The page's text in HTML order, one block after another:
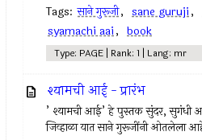
Tags: साने गुरूजी, sane guruji,
syamachi aai, book
Type: PAGE | Rank: 1 | Lang: mr
श्यामची आई - प्रारंभ
’ श्यामची आई’ हे पुस्तक सुंदर, सुगंधी
जिव्हाळा यात साने गुरूजींनी ओतलेला